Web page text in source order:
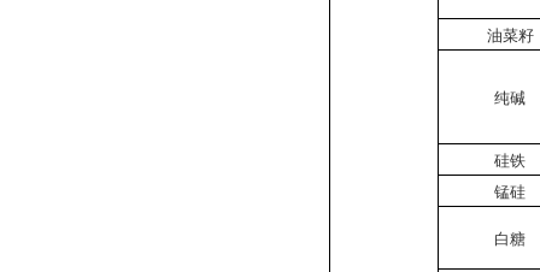
油菜籽
纯碱
硅铁
锰硅
白糖